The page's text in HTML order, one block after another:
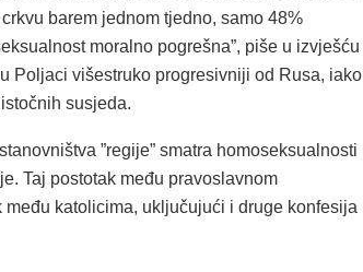
barem jednom tjedno, samo 48%
moralno pogrešna”, piše u izvješću
Poljaci višestruko progresivniji od Rusa, iako
susjeda.
”regije” smatra homoseksualnosti
Taj postotak među pravoslavnom
među katolicima, uključujući i druge konfesija